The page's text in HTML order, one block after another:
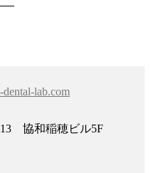
dental-lab.com
協和稲穂ビル5F